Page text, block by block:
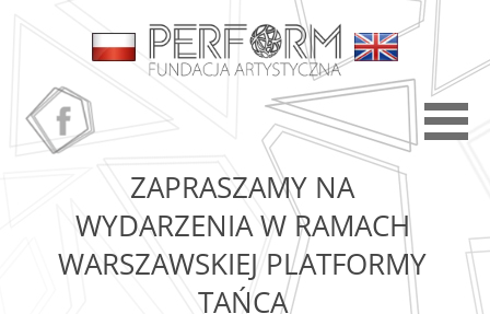
ZAPRASZAMY NA
WYDARZENIA W RAMACH
WARSZAWSKIEJ PLATFORMY
TAŃCA